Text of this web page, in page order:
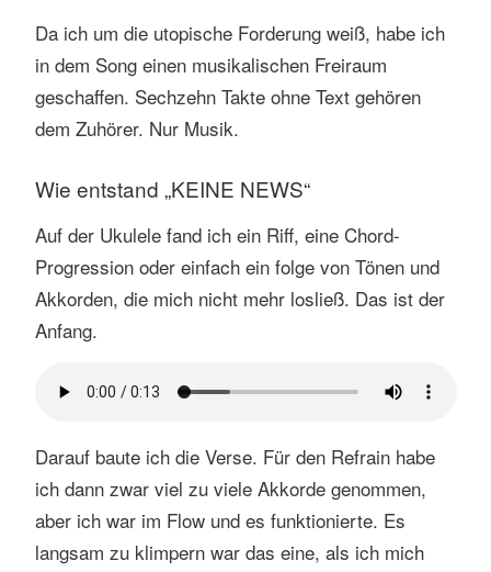
Da ich um die utopische Forderung weiß, habe ich
in dem Song einen musikalischen Freiraum
geschaffen. Sechzehn Takte ohne Text gehören
dem Zuhörer. Nur Musik.
Wie entstand „KEINE NEWS“
Auf der Ukulele fand ich ein Riff, eine Chord-
Progression oder einfach ein folge von Tönen und
Akkorden, die mich nicht mehr losließ. Das ist der
Anfang.
Darauf baute ich die Verse. Für den Refrain habe
ich dann zwar viel zu viele Akkorde genommen,
aber ich war im Flow und es funktionierte. Es
langsam zu klimpern war das eine, als ich mich